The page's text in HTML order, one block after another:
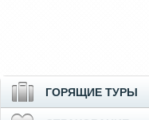
ГОРЯЩИЕ ТУРЫ